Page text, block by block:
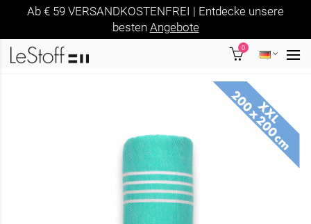
Ab € 59 VERSANDKOSTENFREI | Entdecke unsere
besten Angebote
0